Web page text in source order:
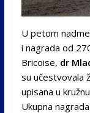
U petom
i nagrada od
Bricoise, dr
su učestvovala
upisana u
Ukupna